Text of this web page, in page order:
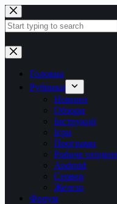
Перейти
до
вмісту
Немає
результатів
Головна
Рубрики
Новини
Обзори
Інструкції
Ігри
Програми
Робоче
Android
Сервер
Железо
Форум